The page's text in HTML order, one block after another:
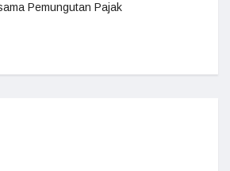
Pemungutan Pajak